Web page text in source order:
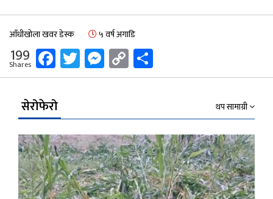
आँधीखोला खवर डेस्क ५ वर्ष अगाडि
199
Shares Facebook
Twitter
Messenger
Copy
Link
सेरोफेरो थप सामाग्री